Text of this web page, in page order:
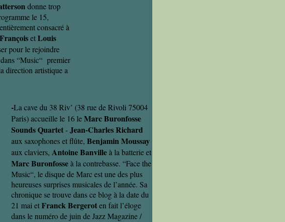
donne trop
le 15,
consacré à
FrançoisetLouis
pour le rejoindre
“Music“ premier
direction artistique a
-La cave du 38 Riv’ (38 rue de Rivoli 75004
Paris) accueille le 16 leMarc Buronfosse
Sounds Quartet-Jean-Charles Richard
aux saxophones et flûte, Benjamin Moussay
aux claviers, Antoine Banvilleà la batterie et
Marc Buronfosseà la contrebasse. “Face the
Music“, le disque de Marc est une des plus
heureuses surprises musicales de l’année. Sa
chronique se trouve dans ce blog à la date du
21 mai etFranck Bergeroten fait l’éloge
dans le numéro de juin de Jazz Magazine /